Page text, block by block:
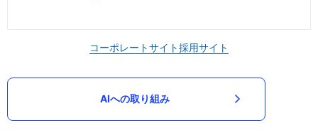
コーポレートサイト採用サイト
AIへの取り組み